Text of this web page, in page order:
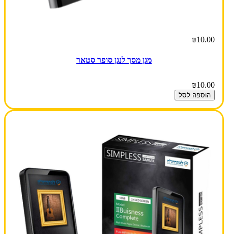
₪10.00
מגן מסך לנגן סופר סטאר
₪10.00
הוספה לסל